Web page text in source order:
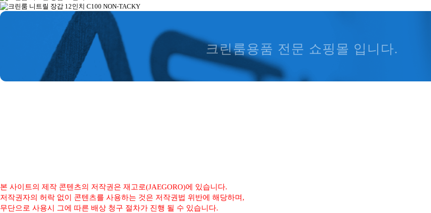
크린룸용품 전문 쇼핑몰 입니다.
본 사이트의 제작 콘텐츠의 저작권은 재고로(JAEGORO)에 있습니다.
저작권자의 허락 없이 콘텐츠를 사용하는 것은 저작권법 위반에 해당하며,
무단으로 사용시 그에 따른 배상 청구 절차가 진행 될 수 있습니다.